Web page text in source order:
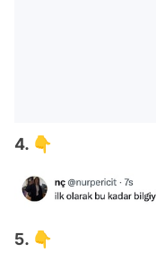
4. 👇
5. 👇